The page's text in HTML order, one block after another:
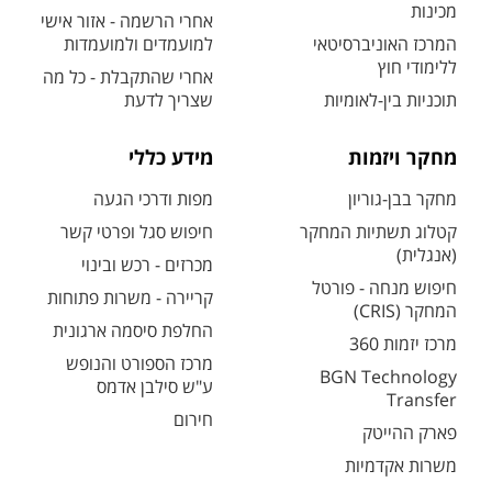
מכינות
המרכז האוניברסיטאי
ללימודי חוץ
תוכניות בין-לאומיות
אחרי הרשמה - אזור אישי
למועמדים ולמועמדות
אחרי שהתקבלת - כל מה
שצריך לדעת
מחקר ויזמות
מחקר בבן-גוריון
קטלוג תשתיות המחקר
(אנגלית)
חיפוש מנחה - פורטל
המחקר (CRIS)
מרכז יזמות 360
BGN Technology
Transfer
פארק ההייטק
משרות אקדמיות
מידע כללי
מפות ודרכי הגעה
חיפוש סגל ופרטי קשר
מכרזים - רכש ובינוי
קריירה - משרות פתוחות
החלפת סיסמה ארגונית
מרכז הספורט והנופש
ע"ש סילבן אדמס
חירום